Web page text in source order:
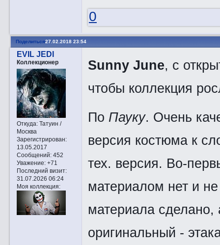
0
Поделиться27.02.2018 23:54
EVIL JEDI
Коллекционер
Откуда:Татуин /
Москва
Зарегистрирован:
13.05.2017
Сообщений:452
Уважение: +71
Последний визит:
31.07.2026 06:24
Моя коллекция:
Sunny June, с
чтобы коллекция
По Пауку. Очень
версия костюма к
тех. версия. Во-
материалом нет и не
материала сделано,
оригинальный -